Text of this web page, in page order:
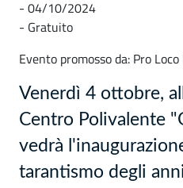
- 04/10/2024
- Gratuito
Evento promosso da: Pro
Venerdì 4 ottobre,
Centro Polivalente
vedrà
tarantismo degli